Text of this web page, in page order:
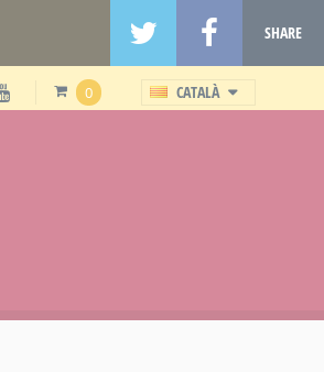
SHARE
CATALÀ
0